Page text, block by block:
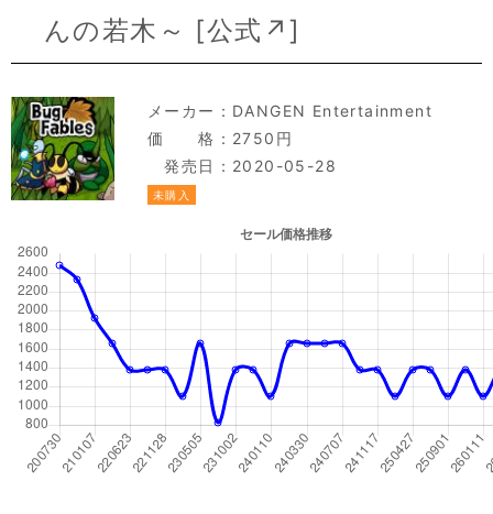
んの若木～ [公式↗]
メーカー： DANGEN Entertainment
価 格：2750円
発売日：2020-05-28
未購入